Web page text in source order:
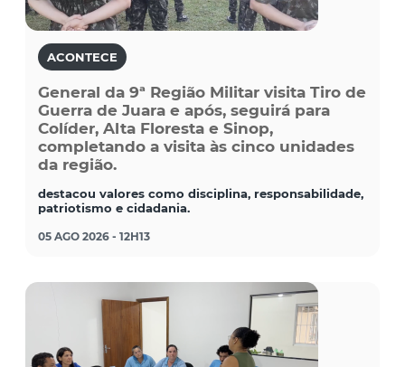
ACONTECE
General da 9ª Região Militar visita Tiro de
Guerra de Juara e após, seguirá para
Colíder, Alta Floresta e Sinop,
completando a visita às cinco unidades
da região.
destacou valores como disciplina, responsabilidade,
patriotismo e cidadania.
05 AGO 2026 - 12H13